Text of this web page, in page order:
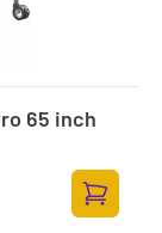
65 inch